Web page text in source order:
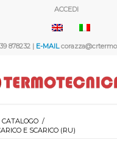
ACCEDI
878232 | E-MAIL
CATALOGO /
E SCARICO (RU)